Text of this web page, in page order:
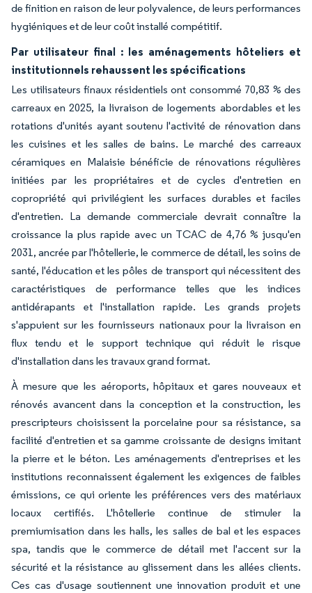
de finition en raison de leur polyvalence, de leurs performances
hygiéniques et de leur coût installé compétitif.
Par utilisateur final : les aménagements hôteliers et
institutionnels rehaussent les spécifications
Les utilisateurs finaux résidentiels ont consommé 70,83 % des
carreaux en 2025, la livraison de logements abordables et les
rotations d'unités ayant soutenu l'activité de rénovation dans
les cuisines et les salles de bains. Le marché des carreaux
céramiques en Malaisie bénéficie de rénovations régulières
initiées par les propriétaires et de cycles d'entretien en
copropriété qui privilégient les surfaces durables et faciles
d'entretien. La demande commerciale devrait connaître la
croissance la plus rapide avec un TCAC de 4,76 % jusqu'en
2031, ancrée par l'hôtellerie, le commerce de détail, les soins de
santé, l'éducation et les pôles de transport qui nécessitent des
caractéristiques de performance telles que les indices
antidérapants et l'installation rapide. Les grands projets
s'appuient sur les fournisseurs nationaux pour la livraison en
flux tendu et le support technique qui réduit le risque
d'installation dans les travaux grand format.
À mesure que les aéroports, hôpitaux et gares nouveaux et
rénovés avancent dans la conception et la construction, les
prescripteurs choisissent la porcelaine pour sa résistance, sa
facilité d'entretien et sa gamme croissante de designs imitant
la pierre et le béton. Les aménagements d'entreprises et les
institutions reconnaissent également les exigences de faibles
émissions, ce qui oriente les préférences vers des matériaux
locaux certifiés. L'hôtellerie continue de stimuler la
premiumisation dans les halls, les salles de bal et les espaces
spa, tandis que le commerce de détail met l'accent sur la
sécurité et la résistance au glissement dans les allées clients.
Ces cas d'usage soutiennent une innovation produit et une